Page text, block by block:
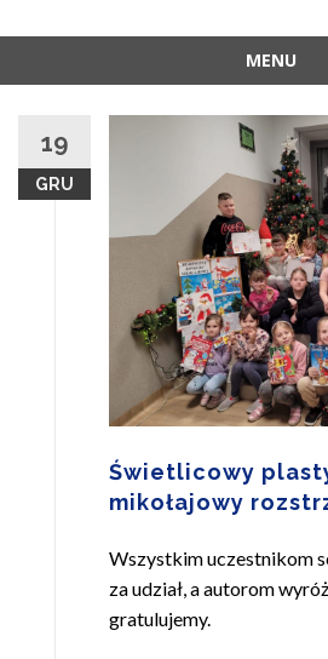
MENU
content
19
GRU
Świetlicowy
mikołajowy
Wszystkim uczestnikom
za udział, a autorom
gratulujemy.